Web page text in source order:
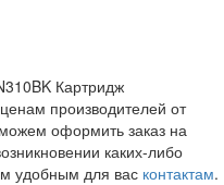
Картридж
производителей от
оформить заказ на
каких-либо
удобным для вас контактам.